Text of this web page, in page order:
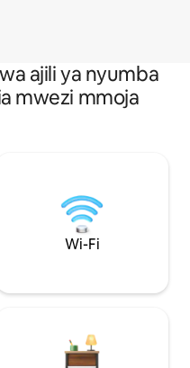
ajili ya nyumba
mwezi mmoja
Wi-Fi